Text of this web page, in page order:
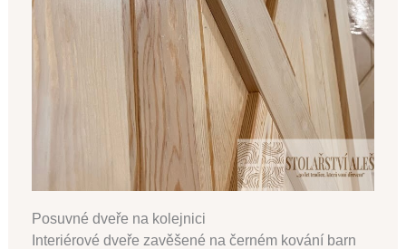
Posuvné dveře na kolejnici
Interiérové dveře zavěšené na černém kování barn